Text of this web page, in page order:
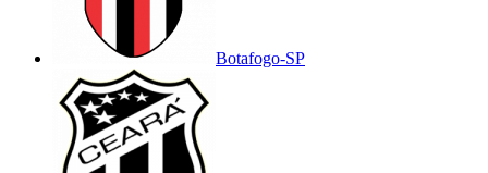
Botafogo-SP